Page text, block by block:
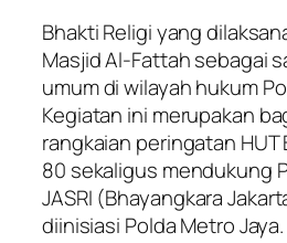
Bhakti Religi yang
Masjid Al-Fattah sebagai
umum di wilayah hukum
Kegiatan ini merupakan
rangkaian peringatan HUT
80 sekaligus mendukung
JASRI (Bhayangkara
diinisiasi Polda Metro Jaya.